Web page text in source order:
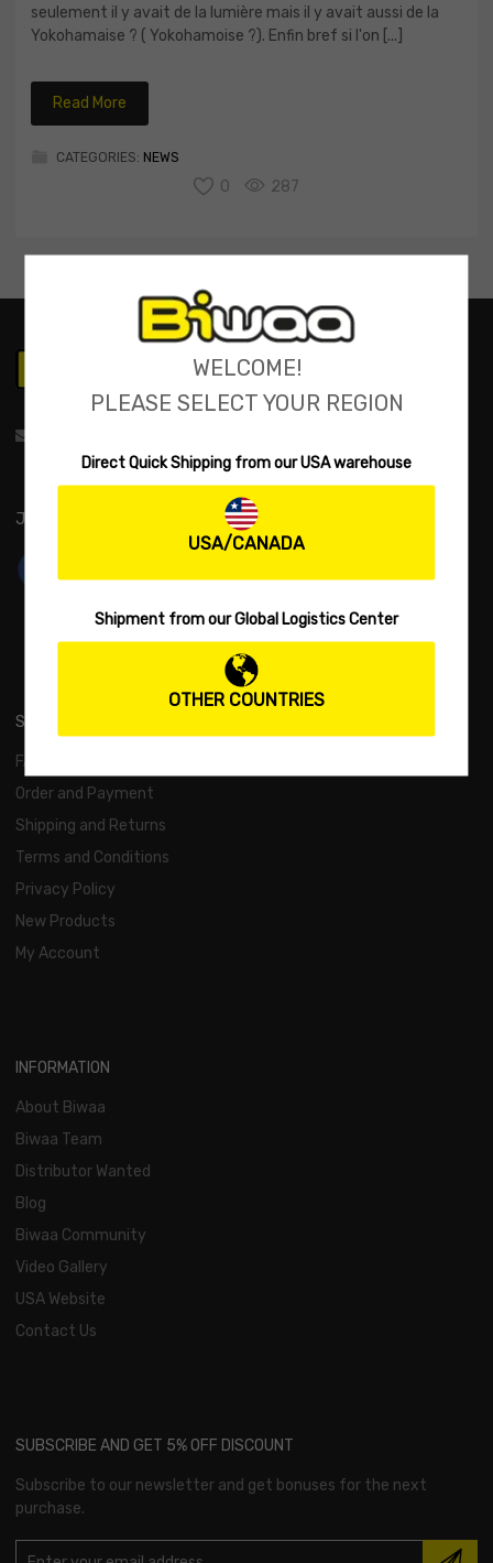
seulement il y avait de la lumière mais il y avait aussi de la
Yokohamaise ? ( Yokohamoise ?). Enfin bref si l'on [...]
Read More
CATEGORIES: NEWS
0 287
JOIN US:
SUPPORT
FAQs
Order and Payment
Shipping and Returns
Terms and Conditions
Privacy Policy
New Products
My Account
INFORMATION
About Biwaa
Biwaa Team
Distributor Wanted
Blog
Biwaa Community
Video Gallery
USA Website
Contact Us
SUBSCRIBE AND GET 5% OFF DISCOUNT
Subscribe to our newsletter and get bonuses for the next
purchase.
WELCOME!
PLEASE SELECT YOUR REGION
Direct Quick Shipping from our USA warehouse
USA/CANADA
Shipment from our Global Logistics Center
OTHER COUNTRIES